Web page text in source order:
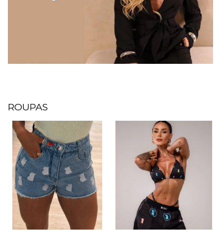
ROUPAS